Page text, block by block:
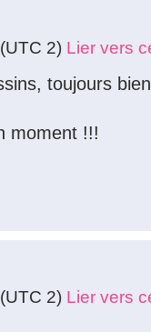
(UTC 2) Lier vers
toujours
moment !!!
(UTC 2) Lier vers